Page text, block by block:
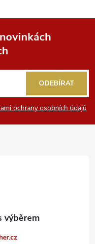
ochrany osobních údajů
ODEBÍRAT